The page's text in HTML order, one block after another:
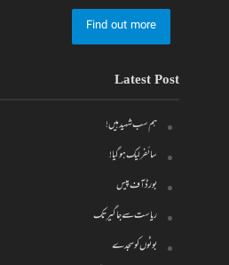
Find out more
Latest Post
ہم سب شہید ہیں!
سائفر لیک ہو گیا!
بورڈ آف پیس
ریاست سے جاگیر تک
بوٹوں کو سجدے